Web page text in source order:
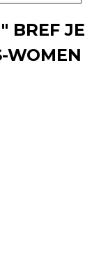
BREF JE
WOMEN